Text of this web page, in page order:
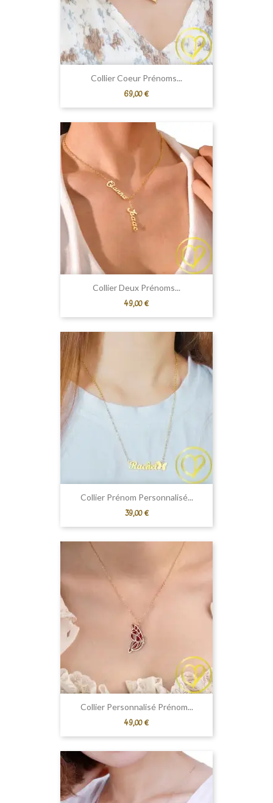
Collier Coeur Prénoms...
Prix
69,00 €
Collier Deux Prénoms...
Prix
49,00 €
Collier Prénom Personnalisé...
Prix
39,00 €
Collier Personnalisé Prénom...
Prix
49,00 €